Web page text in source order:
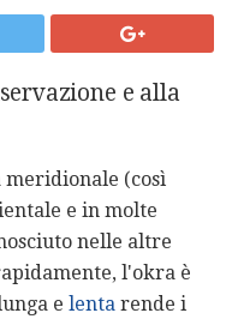
e alla
meridionale (così
e in molte
nelle altre
l'okra è
e lenta rende i